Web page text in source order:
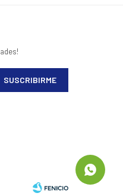
SUSCRIBIRME